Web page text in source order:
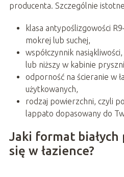
producenta. Szczególnie
klasa antypoślizgowości
mokrej lub suchej,
współczynnik
lub niższy w kabinie
odporność na ścieranie w
użytkowanych,
rodzaj powierzchni, czyli
lappato dopasowany do
Jaki format białych
się w łazience?